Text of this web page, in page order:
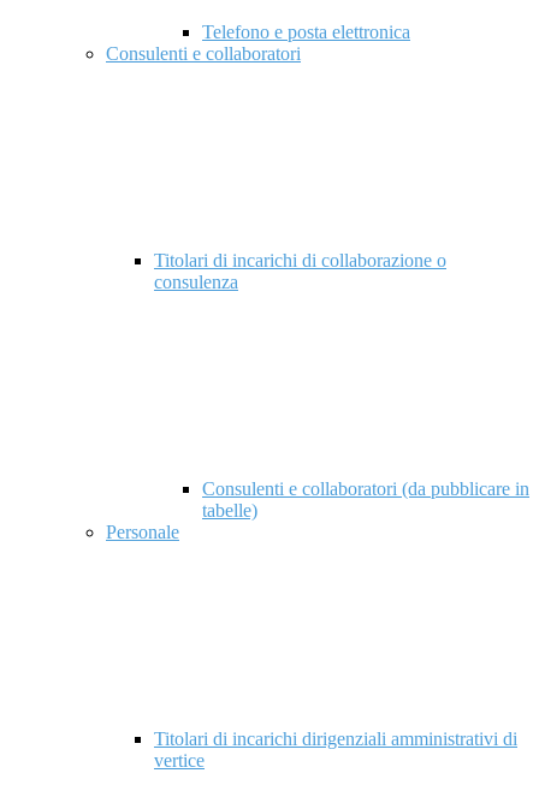
Telefono e posta elettronica
Consulenti e collaboratori
Titolari di incarichi di collaborazione o
consulenza
Consulenti e collaboratori (da pubblicare in
tabelle)
Personale
Titolari di incarichi dirigenziali amministrativi di
vertice